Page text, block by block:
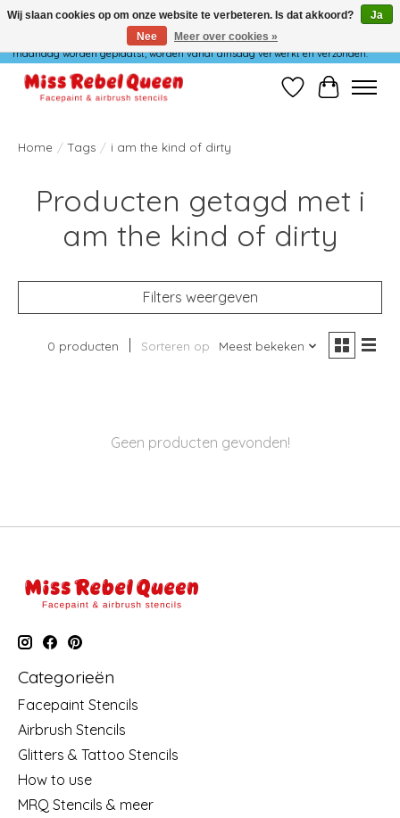
Wij verzenden niet op maandag. Bestellingen die in het weekend of op
maandag worden geplaatst, worden vanaf dinsdag verwerkt en verzonden.
Verlanglijst
Home / Tags / i am the kind of dirty
Producten getagd met i
am the kind of dirty
Filters weergeven
0 producten Sorteren op Meest bekeken
Geen producten gevonden!
Categorieën
Facepaint Stencils
Airbrush Stencils
Glitters & Tattoo Stencils
How to use
MRQ Stencils & meer
Wij slaan cookies op om onze website te verbeteren. Is dat akkoord?
Ja
Nee
Meer over cookies »